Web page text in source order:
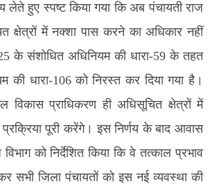
लेते हुए स्पष्ट किया गया कि अब पंचायती राज
क्षेत्रों में नक्शा पास करने का अधिकार नहीं
के संशोधित अधिनियम की धारा-59 के तहत
की धारा-106 को निरस्त कर दिया गया है।
प्राधिकरण ही अधिसूचित क्षेत्रों में
प्रक्रिया पूरी करेंगे। इस निर्णय के बाद आवास
को निर्देशित किया कि वे तत्काल प्रभाव
सभी जिला पंचायतों को इस नई व्यवस्था की